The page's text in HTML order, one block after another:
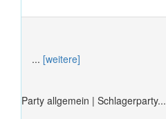
... [weitere]
Party allgemein | Schlagerparty...